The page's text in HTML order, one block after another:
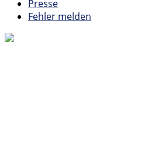
Presse
Fehler melden